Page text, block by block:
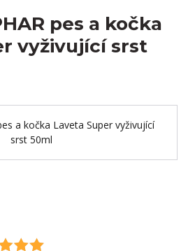
pes a kočka
vyživující srst